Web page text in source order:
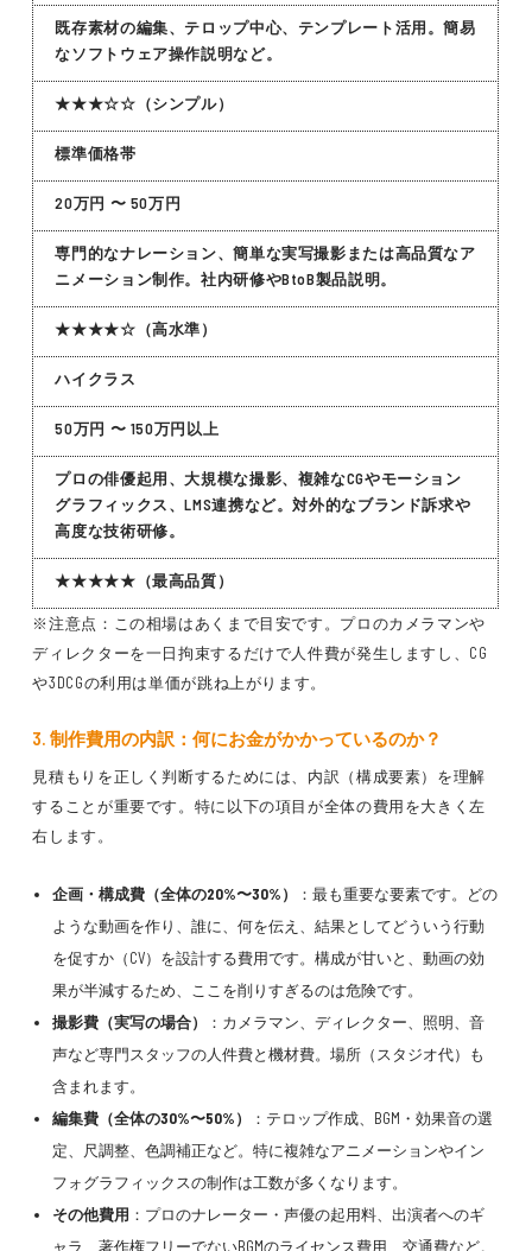
既存素材の編集、テロップ中心、テンプレート活用。簡易
なソフトウェア操作説明など。
★★★☆☆（シンプル）
標準価格帯
20万円 〜 50万円
専門的なナレーション、簡単な実写撮影または高品質なア
ニメーション制作。社内研修やBtoB製品説明。
★★★★☆（高水準）
ハイクラス
50万円 〜 150万円以上
プロの俳優起用、大規模な撮影、複雑なCGやモーション
グラフィックス、LMS連携など。対外的なブランド訴求や
高度な技術研修。
★★★★★（最高品質）
※注意点：この相場はあくまで目安です。プロのカメラマンや
ディレクターを一日拘束するだけで人件費が発生しますし、CG
や3DCGの利用は単価が跳ね上がります。
3. 制作費用の内訳：何にお金がかかっているのか？
見積もりを正しく判断するためには、内訳（構成要素）を理解
することが重要です。特に以下の項目が全体の費用を大きく左
右します。
企画・構成費（全体の20%〜30%）
：最も重要な要素です。どの
ような動画を作り、誰に、何を伝え、結果としてどういう行動
を促すか（CV）を設計する費用です。構成が甘いと、動画の効
果が半減するため、ここを削りすぎるのは危険です。
撮影費（実写の場合）
：カメラマン、ディレクター、照明、音
声など専門スタッフの人件費と機材費。場所（スタジオ代）も
含まれます。
編集費（全体の30%〜50%）
：テロップ作成、BGM・効果音の選
定、尺調整、色調補正など。特に複雑なアニメーションやイン
フォグラフィックスの制作は工数が多くなります。
その他費用 ：プロのナレーター・声優の起用料、出演者へのギ
ャラ、著作権フリーでないBGMのライセンス費用、交通費など。